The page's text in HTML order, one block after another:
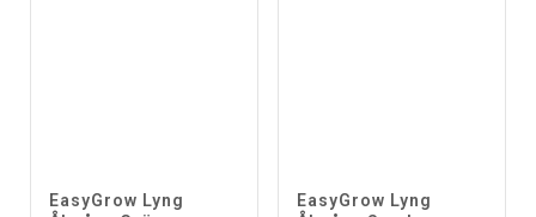
EasyGrow Lyng
EasyGrow Lyng